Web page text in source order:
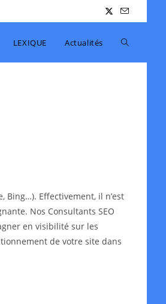
LEXIQUE Actualités Toggle
Bing…). Effectivement, il n’est
Nos Consultants SEO
en visibilité sur les
de votre site dans